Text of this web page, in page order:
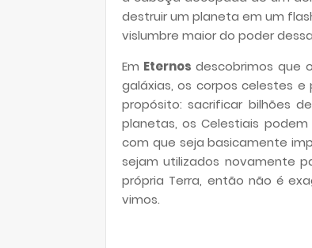
destruir um planeta em um
vislumbre maior do poder
Em Eternos descobrimos que
galáxias, os corpos celestes e
propósito: sacrificar bilhões
planetas, os Celestiais
com que seja basicamente
sejam utilizados novamente
própria Terra, então não é
vimos.